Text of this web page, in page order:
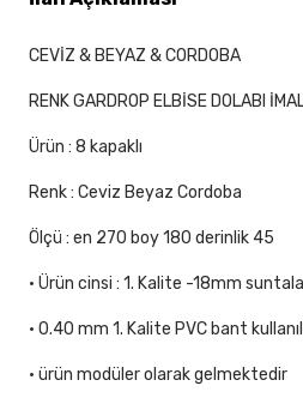
CEVİZ & BEYAZ & CORDOBA
RENK GARDROP ELBİSE DOLABI
Ürün : 8 kapaklı
Renk : Ceviz Beyaz Cordoba
Ölçü : en 270 boy 180 derinlik 45
• Ürün cinsi : 1. Kalite -18mm
• 0.40 mm 1. Kalite PVC bant
• ürün modüler olarak gelmektedir